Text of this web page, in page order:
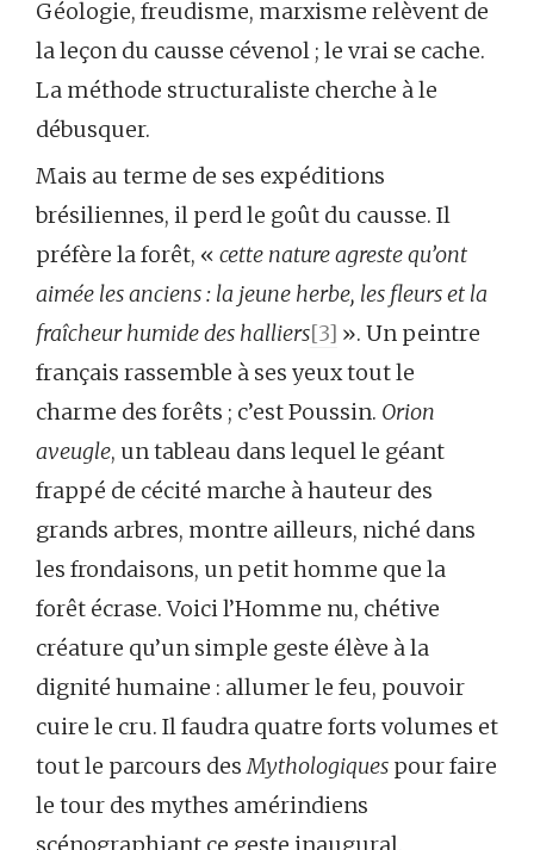
Géologie, freudisme, marxisme relèvent de
la leçon du causse cévenol ; le vrai se cache.
La méthode structuraliste cherche à le
débusquer.
Mais au terme de ses expéditions
brésiliennes, il perd le goût du causse. Il
préfère la forêt, « cette nature agreste qu’ont
aimée les anciens : la jeune herbe, les fleurs et la
fraîcheur humide des halliers[3] ». Un peintre
français rassemble à ses yeux tout le
charme des forêts ; c’est Poussin. Orion
aveugle, un tableau dans lequel le géant
frappé de cécité marche à hauteur des
grands arbres, montre ailleurs, niché dans
les frondaisons, un petit homme que la
forêt écrase. Voici l’Homme nu, chétive
créature qu’un simple geste élève à la
dignité humaine : allumer le feu, pouvoir
cuire le cru. Il faudra quatre forts volumes et
tout le parcours desMythologiques pour faire
le tour des mythes amérindiens